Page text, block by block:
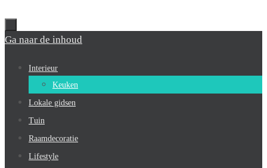
Ga naar de inhoud
Interieur
Keuken
Lokale gidsen
Tuin
Raamdecoratie
Lifestyle